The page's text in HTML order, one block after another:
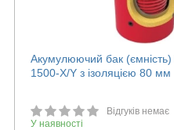
Акумулюючий бак
1500-X/Y з ізоляцією 80 мм
Відгуків немає
У наявності